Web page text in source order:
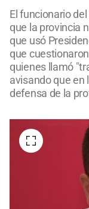
El funcionario
que la provincia
que usó
que
quienes llamó
avisando que en
defensa de la